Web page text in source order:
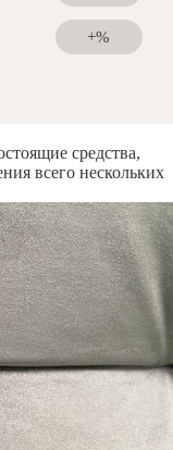
+%
средства,
всего нескольких